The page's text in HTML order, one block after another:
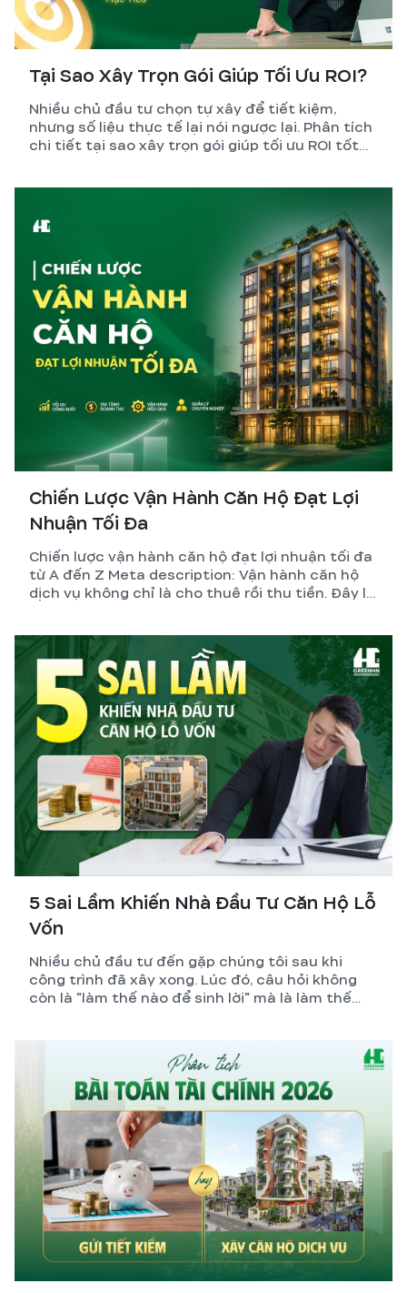
Tại Sao Xây Trọn Gói Giúp Tối Ưu ROI?
Nhiều chủ đầu tư chọn tự xây để tiết kiệm,
nhưng số liệu thực tế lại nói ngược lại. Phân tích
chi tiết tại sao xây trọn gói giúp tối ưu ROI tốt
Chiến Lược Vận Hành Căn Hộ Đạt Lợi
Nhuận Tối Đa
Chiến lược vận hành căn hộ đạt lợi nhuận tối đa
từ A đến Z Meta description: Vận hành căn hộ
dịch vụ không chỉ là cho thuê rồi thu tiền. Đây là
giúp chủ đầu tư đạt lợi nhuận bền vững.
5 Sai Lầm Khiến Nhà Đầu Tư Căn Hộ Lỗ
Vốn
Nhiều chủ đầu tư đến gặp chúng tôi sau khi
công trình đã xây xong. Lúc đó, câu hỏi không
còn là "làm thế nào để sinh lời" mà là làm thế